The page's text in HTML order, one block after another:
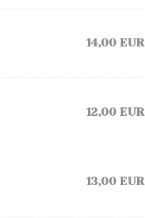
14,00 EUR
12,00 EUR
13,00 EUR